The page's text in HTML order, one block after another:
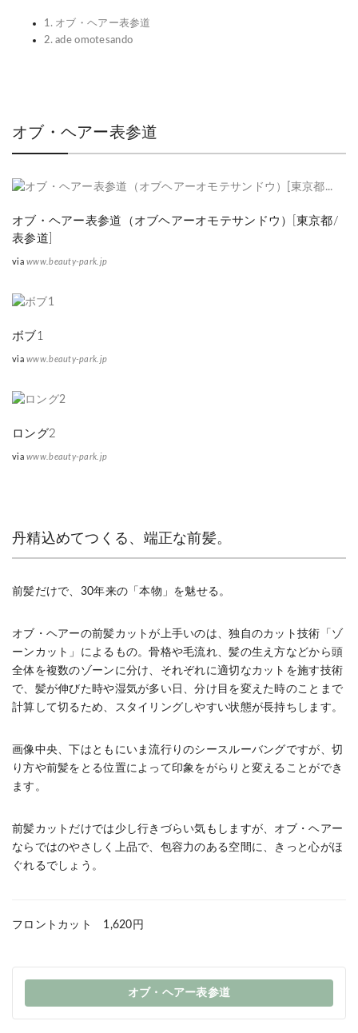
オブ・ヘアー表参道
ade omotesando
オブ・ヘアー表参道
オブ・ヘアー表参道（オブヘアーオモテサンドウ）[東京都/
表参道]
viawww.beauty-park.jp
ボブ1
viawww.beauty-park.jp
ロング2
viawww.beauty-park.jp
丹精込めてつくる、端正な前髪。
前髪だけで、30年来の「本物」を魅せる。
オブ・ヘアーの前髪カットが上手いのは、独自のカット技術「ゾ
ーンカット」によるもの。骨格や毛流れ、髪の生え方などから頭
全体を複数のゾーンに分け、それぞれに適切なカットを施す技術
で、髪が伸びた時や湿気が多い日、分け目を変えた時のことまで
計算して切るため、スタイリングしやすい状態が長持ちします。
画像中央、下はともにいま流行りのシースルーバングですが、切
り方や前髪をとる位置によって印象をがらりと変えることができ
ます。
前髪カットだけでは少し行きづらい気もしますが、オブ・ヘアー
ならではのやさしく上品で、包容力のある空間に、きっと心がほ
ぐれるでしょう。
フロントカット 1,620円
オブ・ヘアー表参道